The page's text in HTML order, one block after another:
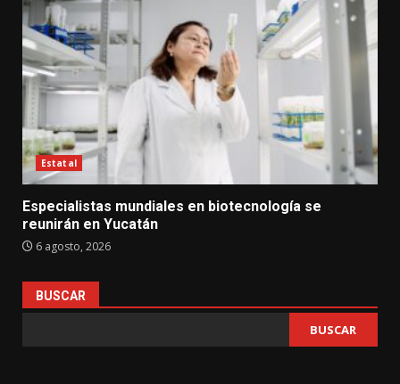
Estatal
Especialistas mundiales en biotecnología se
reunirán en Yucatán
6 agosto, 2026
BUSCAR
BUSCAR